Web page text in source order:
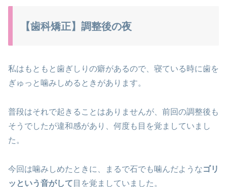
【歯科矯正】調整後の夜
私はもともと歯ぎしりの癖があるので、寝ている時に歯を
ぎゅっと噛みしめるときがあります。
普段はそれで起きることはありませんが、前回の調整後も
そうでしたが違和感があり、何度も目を覚ましていまし
た。
今回は噛みしめたときに、まるで石でも噛んだようなゴリ
ッという音がして 目を覚ましていました。